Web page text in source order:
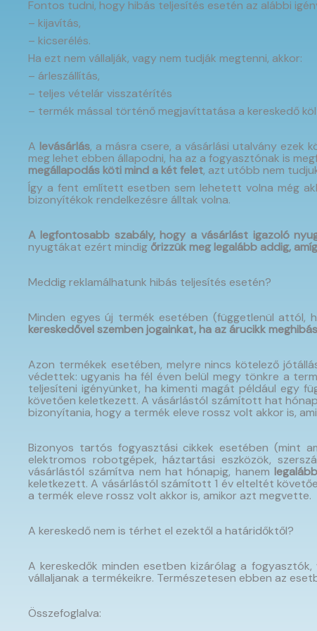
Fontos tudni, hogy hibás teljesítés esetén az alábbi
– kijavítás,
– kicserélés.
Ha ezt nem vállalják, vagy nem tudják megtenni, akkor:
– árleszállítás,
– teljes vételár visszatérítés
– termék mással történő megjavíttatása a kereskedő
A levásárlás, a másra csere, a vásárlási utalvány ezek
meg lehet ebben állapodni, ha az a fogyasztónak is
megállapodás köti mind a két felet, azt utóbb nem
Így a fent említett esetben sem lehetett volna még
bizonyítékok rendelkezésre álltak volna.
A legfontosabb szabály, hogy a vásárlást igazoló
nyugtákat ezért mindig őrizzük meg legalább addig,
Meddig reklamálhatunk hibás teljesítés esetén?
Minden egyes új termék esetében (függetlenül attól,
kereskedővel szemben jogainkat, ha az árucikk
Azon termékek esetében, melyre nincs kötelező
védettek: ugyanis ha fél éven belül megy tönkre a
teljesíteni igényünket, ha kimenti magát például egy
követően keletkezett. A vásárlástól számított hat
bizonyítania, hogy a termék eleve rossz volt akkor is,
Bizonyos tartós fogyasztási cikkek esetében (mint
elektromos robotgépek, háztartási eszközök,
vásárlástól számítva nem hat hónapig, hanem
keletkezett. A vásárlástól számított 1 év elteltét
a termék eleve rossz volt akkor is, amikor azt megvette.
A kereskedő nem is térhet el ezektől a határidőktől?
A kereskedők minden esetben kizárólag a
vállaljanak a termékeikre. Természetesen ebben az
Összefoglalva: